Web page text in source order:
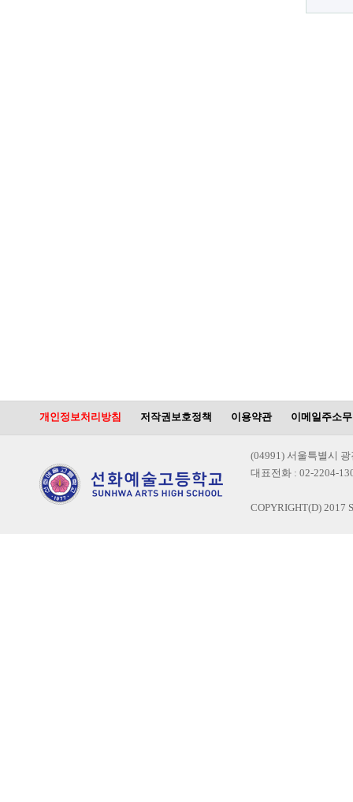
개인정보처리방침 저작권보호정책 이용약관 이메일주소
(04991) 서울특별시
대표전화 : 02-2204-
COPYRIGHT(D) 2017